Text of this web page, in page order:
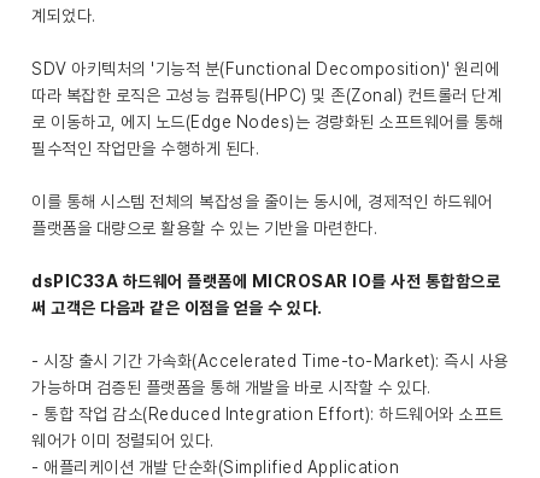
계되었다.
SDV 아키텍처의 '기능적 분(Functional Decomposition)' 원리에
따라 복잡한 로직은 고성능 컴퓨팅(HPC) 및 존(Zonal) 컨트롤러 단계
로 이동하고, 에지 노드(Edge Nodes)는 경량화된 소프트웨어를 통해
필수적인 작업만을 수행하게 된다.
이를 통해 시스템 전체의 복잡성을 줄이는 동시에, 경제적인 하드웨어
플랫폼을 대량으로 활용할 수 있는 기반을 마련한다.
dsPIC33A 하드웨어 플랫폼에 MICROSAR IO를 사전 통합함으로
써 고객은 다음과 같은 이점을 얻을 수 있다.
- 시장 출시 기간 가속화(Accelerated Time-to-Market): 즉시 사용
가능하며 검증된 플랫폼을 통해 개발을 바로 시작할 수 있다.
- 통합 작업 감소(Reduced Integration Effort): 하드웨어와 소프트
웨어가 이미 정렬되어 있다.
- 애플리케이션 개발 단순화(Simplified Application